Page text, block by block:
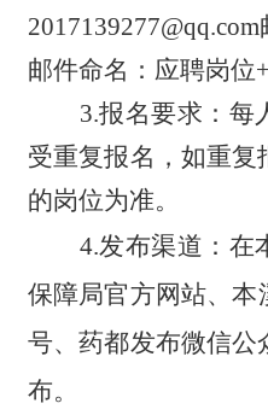
邮件命名：应聘岗位
3.报名要求：每
受重复报名，如重复
的岗位为准。
4.发布渠道： 在
保障局官方网站、本
号、药都发布微信公
布。